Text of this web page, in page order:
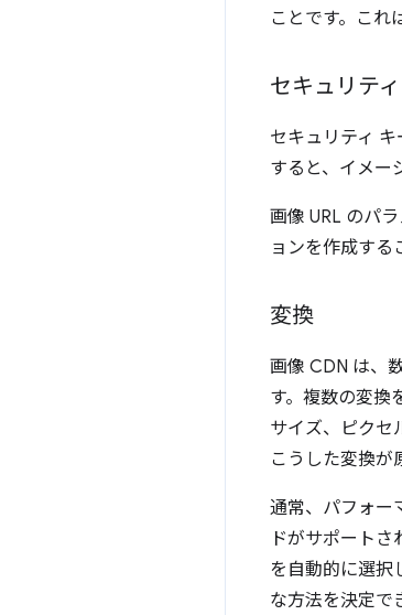
ことです。これ
セキュリテ
セキュリティ
すると、イメー
画像 URL のパ
ョンを作成する
変換
画像 CDN は、
す。複数の変換
サイズ、ピクセ
こうした変換が
通常、パフォー
ドがサポート
を自動的に選択
な方法を決定で